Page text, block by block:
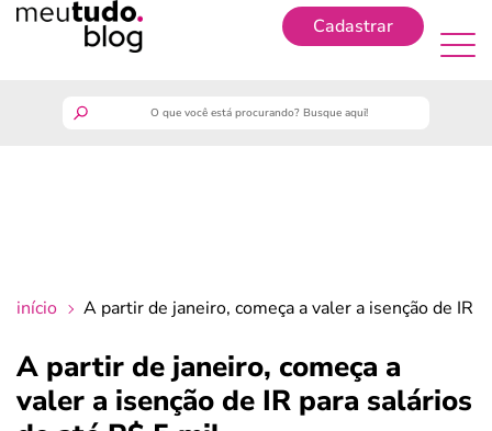
Cadastrar
crédito fácil
início A partir de janeiro, começa a valer a isenção de IR
A partir de janeiro, começa a
valer a isenção de IR para salários